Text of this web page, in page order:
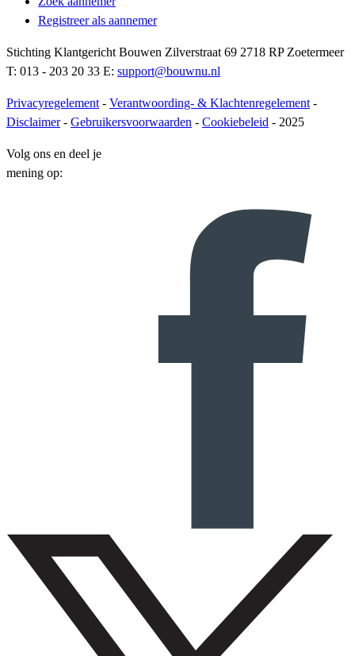
Registreer als aannemer
Stichting Klantgericht Bouwen Zilverstraat 69 2718 RP Zoetermeer
T: 013 - 203 20 33 E: support@bouwnu.nl
Privacyregelement - Verantwoording- & Klachtenregelement -
Disclaimer- Gebruikersvoorwaarden - Cookiebeleid - 2025
Volg ons en deel je
mening op: